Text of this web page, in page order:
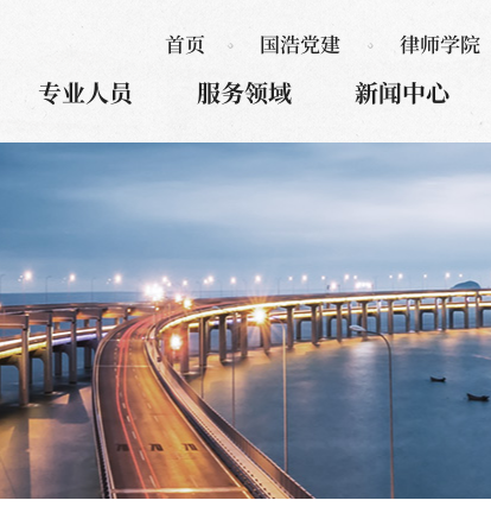
专业人员 服务领域 新闻中心
首页 国浩党建 律师学院